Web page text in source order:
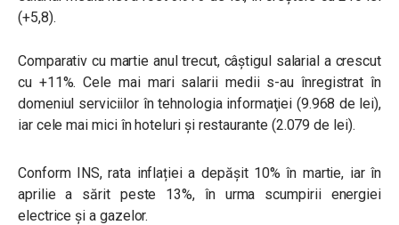
(+5,8).
Comparativ cu martie anul trecut, câștigul salarial a crescut
cu +11%. Cele mai mari salarii medii s-au înregistrat în
domeniul serviciilor în tehnologia informaţiei (9.968 de lei),
iar cele mai mici în hoteluri şi restaurante (2.079 de lei).
Conform INS, rata inflației a depășit 10% în martie, iar în
aprilie a sărit peste 13%, în urma scumpirii energiei
electrice și a gazelor.